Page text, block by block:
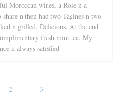
Moroccan wines, a Rose n a
n then had two Tagines n two
n grilled. Delicious. At the end
fresh mint tea. My
n always satisfied
2 3